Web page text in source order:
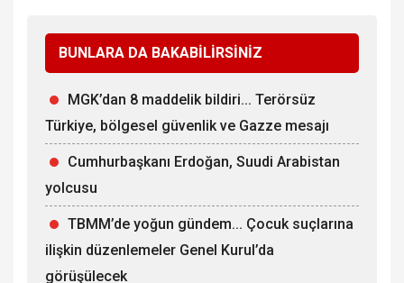
BUNLARA DA BAKABİLİRSİNİZ
MGK’dan 8 maddelik bildiri... Terörsüz
Türkiye, bölgesel güvenlik ve Gazze mesajı
Cumhurbaşkanı Erdoğan, Suudi Arabistan
yolcusu
TBMM’de yoğun gündem... Çocuk suçlarına
ilişkin düzenlemeler Genel Kurul’da
görüşülecek